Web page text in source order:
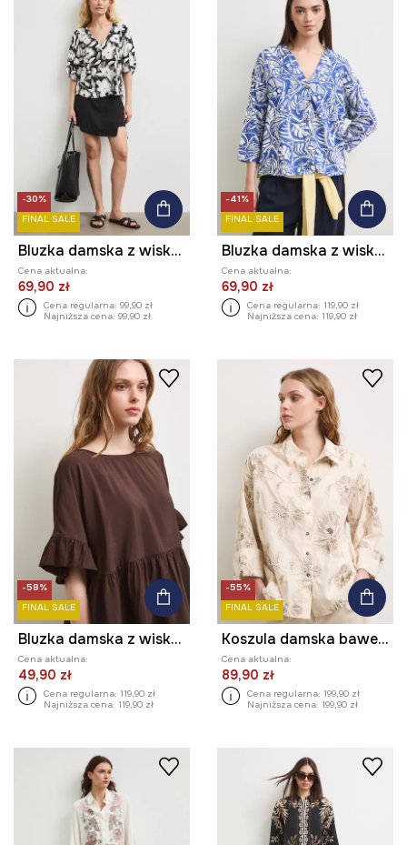
-30%
FINAL SALE
Bluzka damska z wiskozy w kwiaty
Cena aktualna:
69,90 zł
Cena regularna: 99,90 zł
Najniższa cena: 99,90 zł
-41%
FINAL SALE
Bluzka damska z wiskozy
Cena aktualna:
69,90 zł
Cena regularna: 119,90 zł
Najniższa cena: 119,90 zł
-58%
FINAL SALE
Bluzka damska z wiskozą z falbankami
Cena aktualna:
49,90 zł
Cena regularna: 119,90 zł
Najniższa cena: 119,90 zł
-55%
FINAL SALE
Koszula damska bawełniana z haftem w kwiaty
Cena aktualna:
89,90 zł
Cena regularna: 199,90 zł
Najniższa cena: 199,90 zł